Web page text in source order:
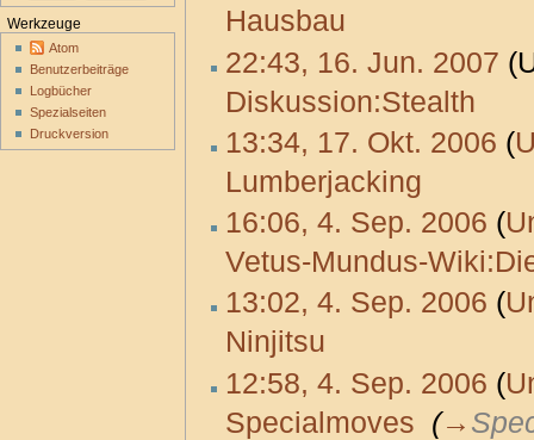
Hausbau
22:43, 16. Jun. 2007
Diskussion:Stealth
13:34, 17. Okt. 2006 (
Lumberjacking
16:06, 4. Sep. 2006 (
Vetus-Mundus-
13:02, 4. Sep. 2006 (
Ninjitsu
12:58, 4. Sep. 2006 (
Specialmoves (→
Werkzeuge
Atom
Benutzerbeiträge
Logbücher
Spezialseiten
Druckversion